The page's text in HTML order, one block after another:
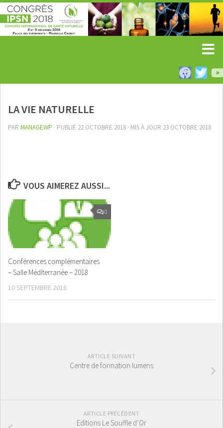
LA VIE NATURELLE
PAR MANAGEWP · PUBLIÉ 22 OCTOBRE 2018 · MIS À JOUR 23 OCTOBRE 2018
VOUS AIMEREZ AUSSI...
0
Conférences complémentaires
– Salle Méditerranée – 2018
10 SEPTEMBRE 2018
ARTICLE SUIVANT
Centre de formation lumens
ARTICLE PRÉCÉDENT
Editions Le Souffle d’Or